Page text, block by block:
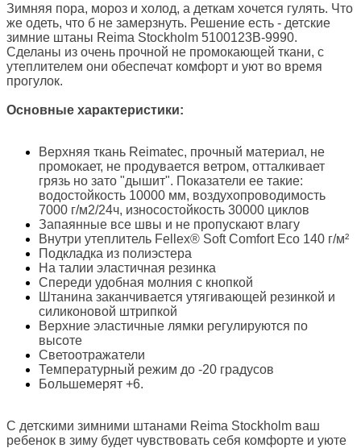
Зимняя пора, мороз и холод, а деткам хочется гулять. Что
же одеть, что б не замерзнуть. Решение есть - детские
зимние штаны Reima Stockholm 5100123B-9990.
Сделаны из очень прочной не промокающей ткани, с
утеплителем они обеспечат комфорт и уют во время
прогулок.
Основные характеристики:
Верхняя ткань Reimatec, прочный материал, не
промокает, не продувается ветром, отталкивает
грязь но зато "дышит". Показатели ее такие:
водостойкость 10000 мм, воздухопроводимость
7000 г/м2/24ч, износостойкость 30000 циклов
Запаянные все швы и не пропускают влагу
Внутри утеплитель Fellex® Soft Comfort Eco 140 г/м²
Подкладка из полиэстера
На талии эластичная резинка
Спереди удобная молния с кнопкой
Штанина заканчивается утягивающей резинкой и
силиконовой штрипкой
Верхние эластичные лямки регулируются по
высоте
Светоотражатели
Температурный режим до -20 градусов
Большемерят +6.
С детскими зимними штанами Reima Stockholm ваш
ребенок в зиму будет чувствовать себя комфорте и уюте